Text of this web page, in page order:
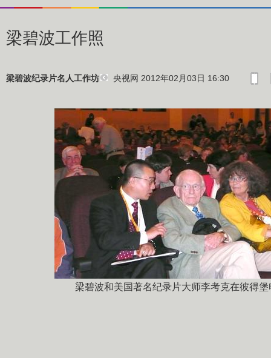
梁碧波工作照
梁碧波纪录片名人工作坊 央视网 2012年02月03日 16:30
梁碧波和美国著名纪录片大师李考克在彼得